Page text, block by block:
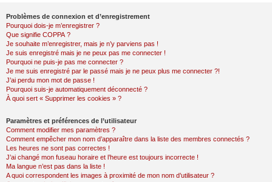
Problèmes de connexion et d’enregistrement
Pourquoi dois-je m’enregistrer ?
Que signifie COPPA ?
Je souhaite m’enregistrer, mais je n’y parviens pas !
Je suis enregistré mais je ne peux pas me connecter !
Pourquoi ne puis-je pas me connecter ?
Je me suis enregistré par le passé mais je ne peux plus me connecter ?!
J’ai perdu mon mot de passe !
Pourquoi suis-je automatiquement déconnecté ?
À quoi sert « Supprimer les cookies » ?
Paramètres et préférences de l’utilisateur
Comment modifier mes paramètres ?
Comment empêcher mon nom d’apparaître dans la liste des membres connectés ?
Les heures ne sont pas correctes !
J’ai changé mon fuseau horaire et l’heure est toujours incorrecte !
Ma langue n’est pas dans la liste !
A quoi correspondent les images à proximité de mon nom d’utilisateur ?